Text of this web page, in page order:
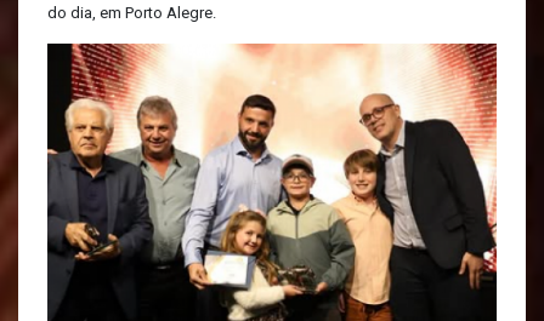
do dia, em Porto Alegre.